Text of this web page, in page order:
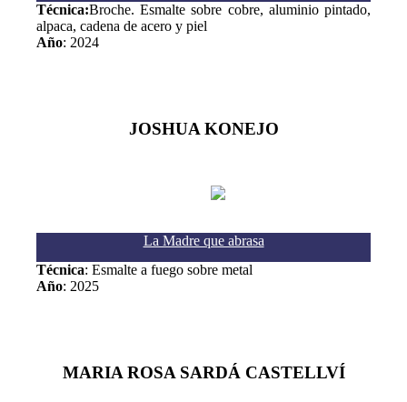
Técnica:Broche. Esmalte sobre cobre, aluminio pintado,
alpaca, cadena de acero y piel
Año: 2024
JOSHUA KONEJO
La Madre que abrasa
Técnica: Esmalte a fuego sobre metal
Año: 2025
MARIA ROSA SARDÁ CASTELLVÍ